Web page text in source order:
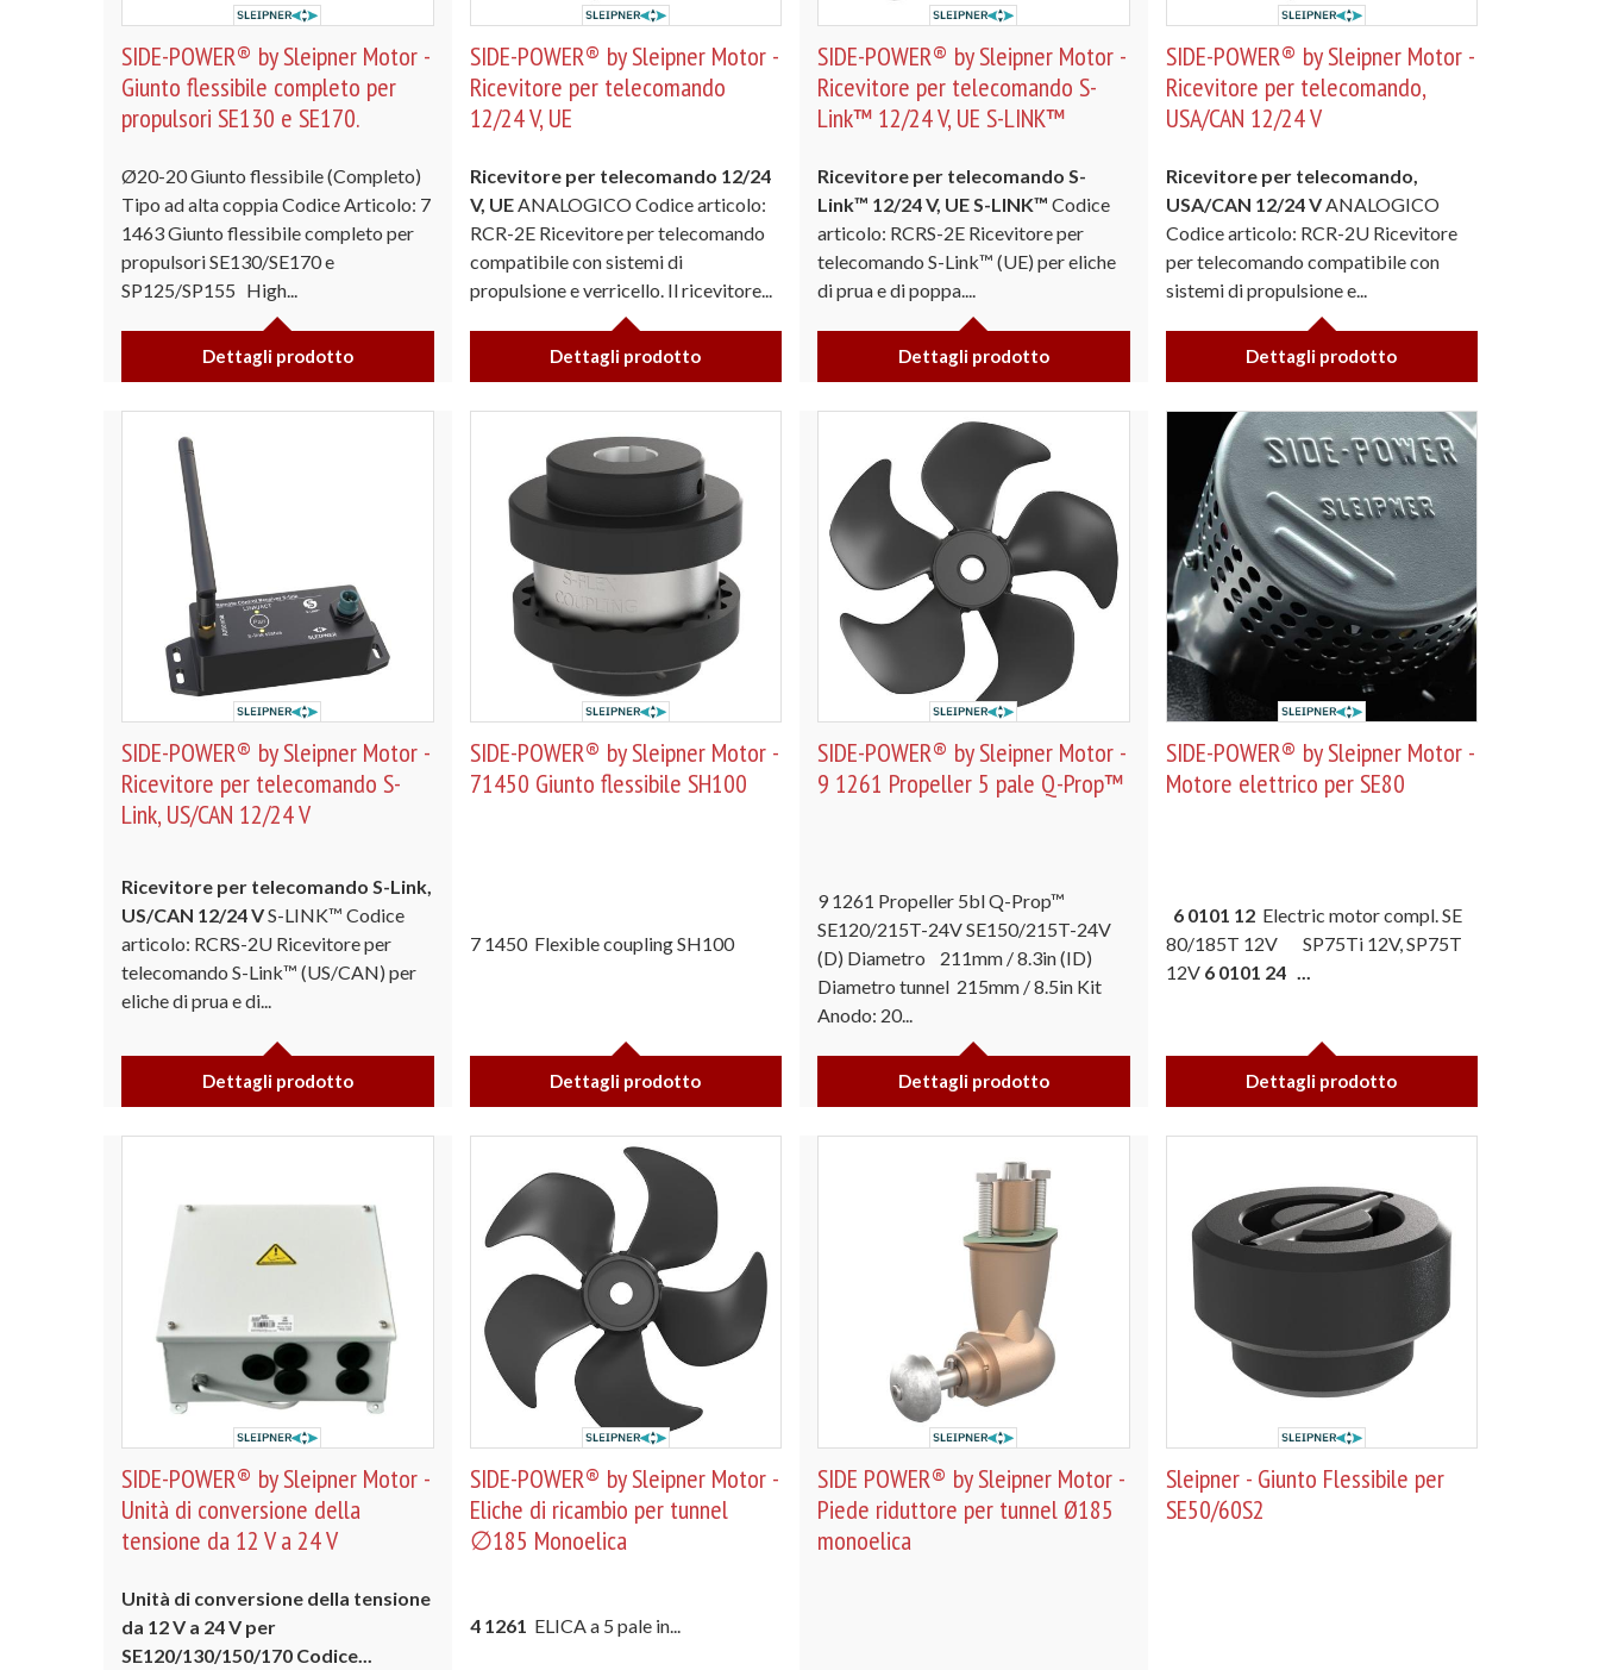
SIDE-POWER® by Sleipner Motor -
Giunto flessibile completo per
propulsori SE130 e SE170.
Ø20-20 Giunto flessibile (Completo)
Tipo ad alta coppia Codice Articolo: 7
1463 Giunto flessibile completo per
propulsori SE130/SE170 e
SP125/SP155 High...
Dettagli prodotto
SIDE-POWER® by Sleipner Motor -
Ricevitore per telecomando
12/24 V, UE
Ricevitore per telecomando 12/24
V, UEANALOGICO Codice articolo:
RCR-2E Ricevitore per telecomando
compatibile con sistemi di
propulsione e verricello. Il ricevitore...
Dettagli prodotto
SIDE-POWER® by Sleipner Motor -
Ricevitore per telecomando S-
Link™ 12/24 V, UE S-LINK™
Ricevitore per telecomando S-
Link™ 12/24 V, UE S-LINK™ Codice
articolo: RCRS-2E Ricevitore per
telecomando S-Link™ (UE) per eliche
di prua e di poppa....
Dettagli prodotto
SIDE-POWER® by Sleipner Motor -
Ricevitore per telecomando,
USA/CAN 12/24 V
Ricevitore per telecomando,
USA/CAN 12/24 VANALOGICO
Codice articolo: RCR-2U Ricevitore
per telecomando compatibile con
sistemi di propulsione e...
Dettagli prodotto
SIDE-POWER® by Sleipner Motor -
Ricevitore per telecomando S-
Link, US/CAN 12/24 V
Ricevitore per telecomando S-Link,
US/CAN 12/24 VS-LINK™ Codice
articolo: RCRS-2U Ricevitore per
telecomando S-Link™ (US/CAN) per
eliche di prua e di...
Dettagli prodotto
SIDE-POWER® by Sleipner Motor -
71450 Giunto flessibile SH100
7 1450 Flexible coupling SH100
Dettagli prodotto
SIDE-POWER® by Sleipner Motor -
9 1261 Propeller 5 pale Q-Prop™
9 1261 Propeller 5bl Q-Prop™
SE120/215T-24V SE150/215T-24V
(D) Diametro 211mm / 8.3in (ID)
Diametro tunnel 215mm / 8.5in Kit
Anodo: 20...
Dettagli prodotto
SIDE-POWER® by Sleipner Motor -
Motore elettrico per SE80
6 0101 12 Electric motor compl. SE
80/185T 12V SP75Ti 12V, SP75T
12V 6 0101 24 ...
Dettagli prodotto
SIDE-POWER® by Sleipner Motor -
Unità di conversione della
tensione da 12 V a 24 V
Unità di conversione della tensione
da 12 V a 24 V per
SE120/130/150/170 Codice...
SIDE-POWER® by Sleipner Motor -
Eliche di ricambio per tunnel
∅185 Monoelica
4 1261 ELICA a 5 pale in...
SIDE POWER® by Sleipner Motor -
Piede riduttore per tunnel Ø185
monoelica
Sleipner - Giunto Flessibile per
SE50/60S2